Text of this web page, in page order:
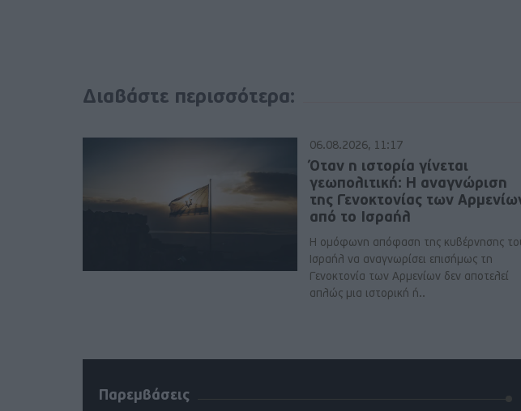
Διαβάστε περισσότερα:
06.08.2026, 11:17
Όταν η ιστορία γίνεται
γεωπολιτική: Η αναγνώριση
της Γενοκτονίας των
από το Ισραήλ
Η ομόφωνη απόφαση της κυβέρνησης
Ισραήλ να αναγνωρίσει επισήμως τη
Γενοκτονία των Αρμενίων δεν αποτελεί
απλώς μια ιστορική ή..
Παρεμβάσεις